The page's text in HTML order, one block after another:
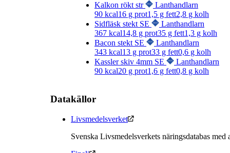
Kalkon rökt str
Lanthandlarn
90 kcal16 g prot1,5 g fett2,8 g kolh
Sidfläsk stekt SE
Lanthandlarn
367 kcal14,8 g prot35 g fett1,3 g kolh
Bacon stekt SE
Lanthandlarn
343 kcal13 g prot33 g fett0,6 g kolh
Kassler skiv 4mm SE
Lanthandlarn
90 kcal20 g prot1,6 g fett0,8 g kolh
Datakällor
Livsmedelsverket
Svenska Livsmedelsverkets näringsdatabas med